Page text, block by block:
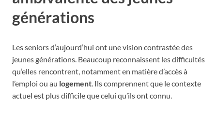
générations
Les seniors d’aujourd’hui ont une vision contrastée des
jeunes générations. Beaucoup reconnaissent les difficultés
qu’elles rencontrent, notamment en matière d’accès à
l’emploi ou au logement. Ils comprennent que le contexte
actuel est plus difficile que celui qu’ils ont connu.